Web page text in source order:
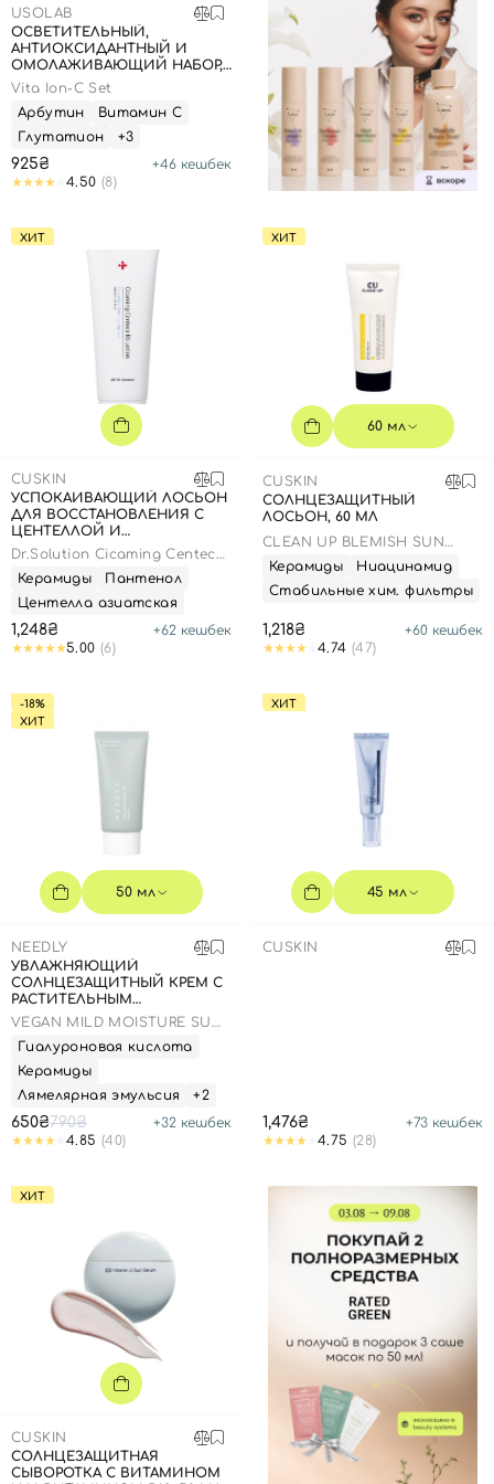
USOLAB
ОСВЕТИТЕЛЬНЫЙ,
АНТИОКСИДАНТНЫЙ И
ОМОЛАЖИВАЮЩИЙ НАБОР,
20 МЛ + 1,5 Г
Vita Ion-C Set
Арбутин
Витамин С
Глутатион
+3
925₴ +46 кешбек
4.50 (8)
ХИТ
CUSKIN
УСПОКАИВАЮЩИЙ ЛОСЬОН
ДЛЯ ВОССТАНОВЛЕНИЯ С
ЦЕНТЕЛЛОЙ И
ПАНТЕНОЛОМ, 100 МЛ
Dr.Solution Cicaming Centeca
B5 Lotion
Керамиды
Пантенол
Центелла азиатская
1,248₴ +62 кешбек
5.00 (6)
ХИТ
60 мл
CUSKIN
СОЛНЦЕЗАЩИТНЫЙ
ЛОСЬОН, 60 МЛ
CLEAN UP BLEMISH SUN
LOTION SPF 50+ PA++++
Керамиды
Ниацинамид
Стабильные хим. фильтры
1,218₴ +60 кешбек
4.74 (47)
-18%
ХИТ
50 мл
NEEDLY
УВЛАЖНЯЮЩИЙ
СОЛНЦЕЗАЩИТНЫЙ КРЕМ С
РАСТИТЕЛЬНЫМ
СКВАЛАНОМ, 50 МЛ
VEGAN MILD MOISTURE SUN
SPF 50+ PA++++
Гиалуроновая кислота
Керамиды
Лямелярная эмульсия
+2
650₴790₴ +32 кешбек
4.85 (40)
ХИТ
45 мл
CUSKIN
1,476₴ +73 кешбек
4.75 (28)
ХИТ
CUSKIN
СОЛНЦЕЗАЩИТНАЯ
СЫВОРОТКА С ВИТАМИНОМ
Отправляя форму для авторизации/регистрации, вы
принимаете условия
Пользовательские соглашения
Войти с помощью e-mail